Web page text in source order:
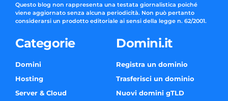
Questo blog non rappresenta una testata giornalistica poiché
viene aggiornato senza alcuna periodicità. Non può pertanto
considerarsi un prodotto editoriale ai sensi della legge n. 62/2001.
Categorie
Domini
Hosting
Server & Cloud
Domini.it
Registra un dominio
Trasferisci un dominio
Nuovi domini gTLD